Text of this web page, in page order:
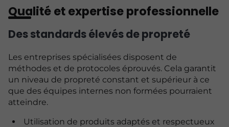
Qualité et expertise professionnelle
Des standards élevés de propreté
Les entreprises spécialisées disposent de
méthodes et de protocoles éprouvés. Cela garantit
un niveau de propreté constant et supérieur à ce
que des équipes internes non formées pourraient
atteindre.
Utilisation de produits adaptés et respectueux